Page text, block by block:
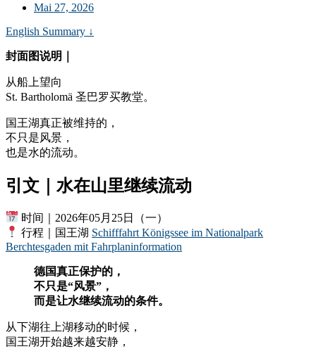
Mai 27, 2026
English Summary ↓
封面图说明｜
从船上望向
St. Bartholomä 圣巴罗买教堂。
国王湖真正被维持的，
不只是风景，
也是水的流动。
引文｜水在山里继续流动
时间｜2026年05月25日（一）
行程｜国王湖 Schifffahrt Königssee im Nationalpark
Berchtesgaden mit Fahrplaninformation
德国真正保护的，
不只是“风景”，
而是让水继续流动的条件。
从下湖往上湖移动的时候，
国王湖开始越来越安静，